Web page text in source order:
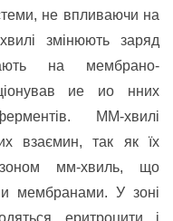
не впливаючи на
змінюють заряд
на мембрано-
ие ио нних
ферментів. ММ-хвилі
взаємин, так як їх
мм-хвиль, що
мембранами. У зоні